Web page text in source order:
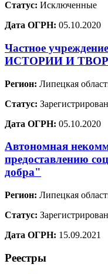
Статус: Исключенные
Дата ОГРН: 05.10.2020
Частное
ИСТОРИИ И
Регион: Липецкая
Статус:
Дата ОГРН: 05.10.2020
Автономная
предоставлению
добра"
Регион: Липецкая
Статус:
Дата ОГРН: 15.09.2021
Реестры